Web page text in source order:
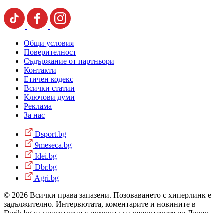
Общи условия
Поверителност
Съдържание от партньори
Контакти
Етичен кодекс
Всички статии
Ключови думи
Реклама
За нас
Dsport.bg
9meseca.bg
Idei.bg
Dbr.bg
Agri.bg
© 2026 Всички права запазени. Позоваването с хиперлинк е
задължително. Интервютата, коментарите и новините в